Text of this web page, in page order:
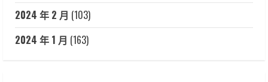
2024 年 2 月 (103)
2024 年 1 月 (163)